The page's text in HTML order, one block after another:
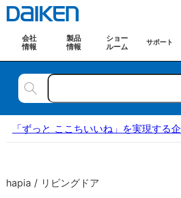
会社
情報
製品
情報
ショー
ルーム
サポート
「ずっと ここちいいね」を実現する
hapia / リビングドア